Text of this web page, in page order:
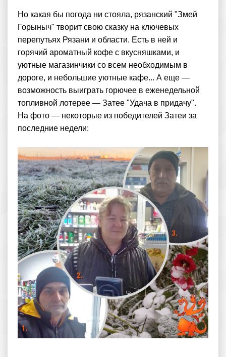
Но какая бы погода ни стояла, рязанский "Змей
Горыныч" творит свою сказку на ключевых
перепутьях Рязани и области. Есть в ней и
горячий ароматный кофе с вкусняшками, и
уютные магазинчики со всем необходимым в
дороге, и небольшие уютные кафе... А еще —
возможность выиграть горючее в еженедельной
топливной лотерее — Затее "Удача в придачу".
На фото — некоторые из победителей Затеи за
последние недели: